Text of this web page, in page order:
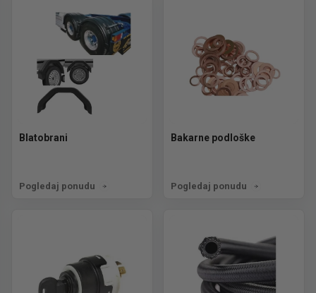
Blatobrani
Pogledaj ponudu
Bakarne podloške
Pogledaj ponudu